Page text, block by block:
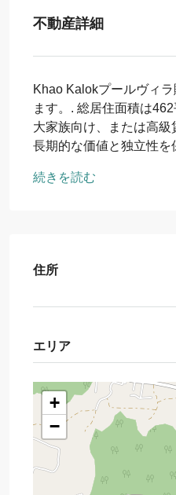
不動産詳細
Khao Kalokプールヴィ
ます。. 総居住面積は
大家族向け、または高級
長期的な価値と独立性
続きを読む
住所
エリア
+
−